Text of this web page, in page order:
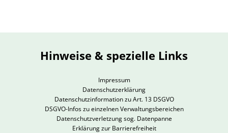
Hinweise & spezielle Links
Impressum
Datenschutzerklärung
Datenschutzinformation zu Art. 13 DSGVO
DSGVO-Infos zu einzelnen Verwaltungsbereichen
Datenschutzverletzung sog. Datenpanne
Erklärung zur Barrierefreiheit